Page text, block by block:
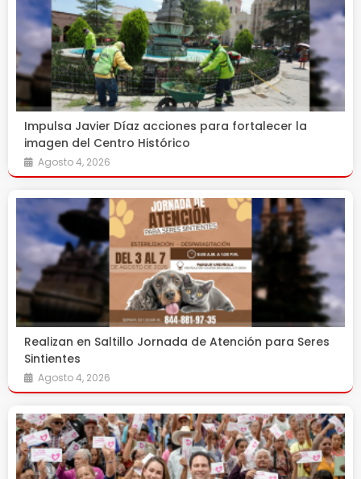
Impulsa Javier Díaz acciones para fortalecer la
imagen del Centro Histórico
Agosto 4, 2026
Realizan en Saltillo Jornada de Atención para Seres
Sintientes
Agosto 4, 2026